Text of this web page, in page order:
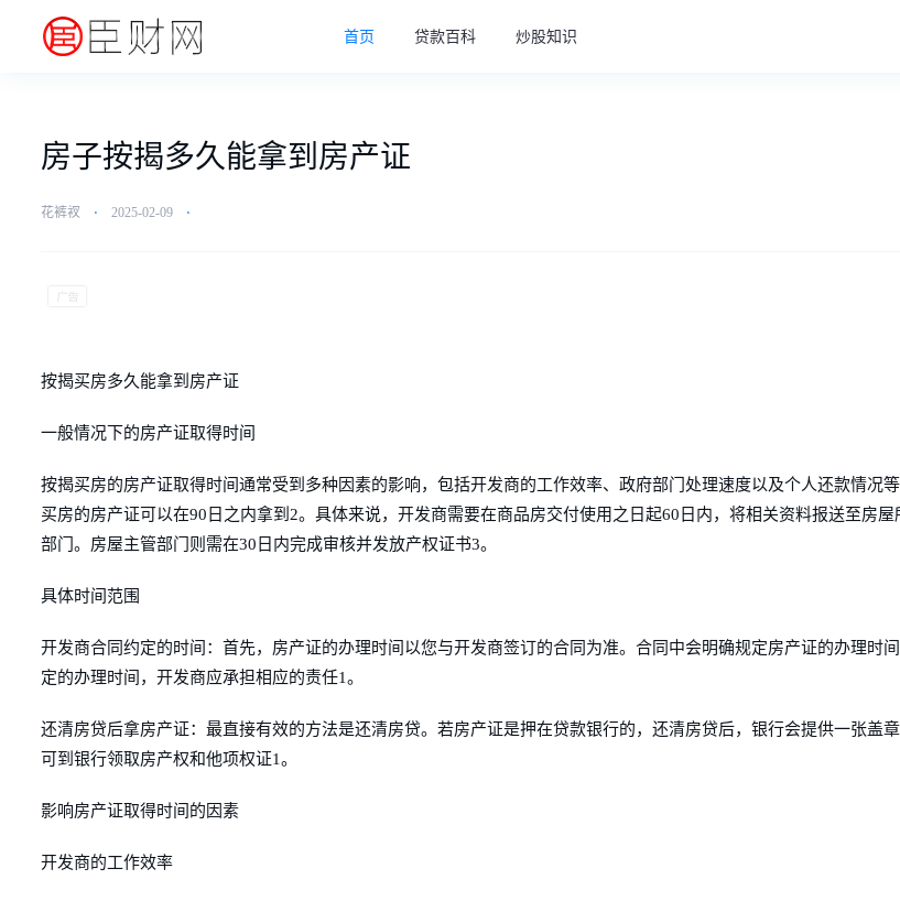
首页 贷款百科 炒股知识
房子按揭多久能拿到房产证
花裤衩 ⋅ 2025-02-09 ⋅
按揭买房多久能拿到房产证
一般情况下的房产证取得时间
按揭买房的房产证取得时间通常受到多种因素的影响，包括开发商的工作效率、政府部门处理速度以及个人还款情况
买房的房产证可以在90日之内拿到2。具体来说，开发商需要在商品房交付使用之日起60日内，将相关资料报送至房
部门。房屋主管部门则需在30日内完成审核并发放产权证书3。
具体时间范围
开发商合同约定的时间：首先，房产证的办理时间以您与开发商签订的合同为准。合同中会明确规定房产证的办理时
定的办理时间，开发商应承担相应的责任1。
还清房贷后拿房产证：最直接有效的方法是还清房贷。若房产证是押在贷款银行的，还清房贷后，银行会提供一张盖
可到银行领取房产权和他项权证1。
影响房产证取得时间的因素
开发商的工作效率